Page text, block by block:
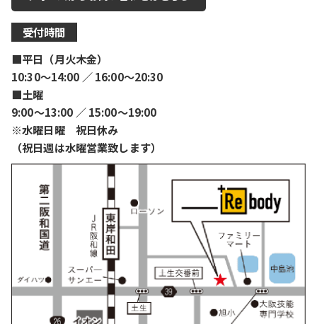
受付時間
■平日（月火木金）
10:30〜14:00 ／ 16:00〜20:30
■土曜
9:00〜13:00 ／ 15:00〜19:00
※水曜日曜 祝日休み
（祝日週は水曜営業致します）